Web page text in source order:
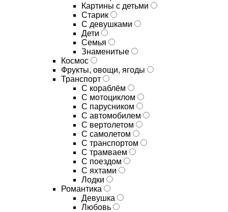
Картины с детьми
Старик
С девушками
Дети
Семья
Знаменитые
Космос
Фрукты, овощи, ягоды
Транспорт
С кораблём
С мотоциклом
С парусником
С автомобилем
С вертолетом
С самолетом
С транспортом
С трамваем
С поездом
С яхтами
Лодки
Романтика
Девушка
Любовь